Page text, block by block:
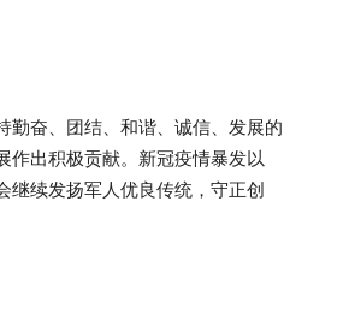
勤奋、团结、和谐、诚信、发展的
作出积极贡献。新冠疫情暴发以
继续发扬军人优良传统，守正创